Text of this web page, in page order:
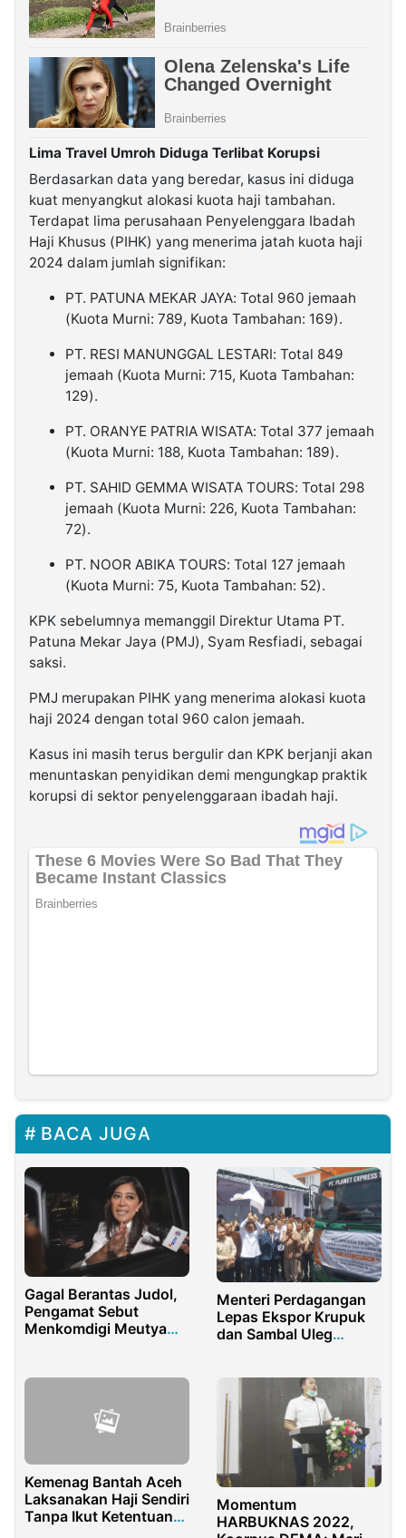
Lima Travel Umroh Diduga Terlibat Korupsi
Berdasarkan data yang beredar, kasus ini diduga
kuat menyangkut alokasi kuota haji tambahan.
Terdapat lima perusahaan Penyelenggara Ibadah
Haji Khusus (PIHK) yang menerima jatah kuota haji
2024 dalam jumlah signifikan:
PT. PATUNA MEKAR JAYA: Total 960 jemaah
(Kuota Murni: 789, Kuota Tambahan: 169).
PT. RESI MANUNGGAL LESTARI: Total 849
jemaah (Kuota Murni: 715, Kuota Tambahan:
129).
PT. ORANYE PATRIA WISATA: Total 377 jemaah
(Kuota Murni: 188, Kuota Tambahan: 189).
PT. SAHID GEMMA WISATA TOURS: Total 298
jemaah (Kuota Murni: 226, Kuota Tambahan:
72).
PT. NOOR ABIKA TOURS: Total 127 jemaah
(Kuota Murni: 75, Kuota Tambahan: 52).
KPK sebelumnya memanggil Direktur Utama PT.
Patuna Mekar Jaya (PMJ), Syam Resfiadi, sebagai
saksi.
PMJ merupakan PIHK yang menerima alokasi kuota
haji 2024 dengan total 960 calon jemaah.
Kasus ini masih terus bergulir dan KPK berjanji akan
menuntaskan penyidikan demi mengungkap praktik
korupsi di sektor penyelenggaraan ibadah haji.
BACA JUGA
Gagal Berantas Judol,
Pengamat Sebut
Menkomdigi Meutya
Menteri Perdagangan
Lepas Ekspor Krupuk
dan Sambal Uleg
Kemenag Bantah Aceh
Laksanakan Haji Sendiri
Tanpa Ikut Ketentuan
Momentum
HARBUKNAS 2022,